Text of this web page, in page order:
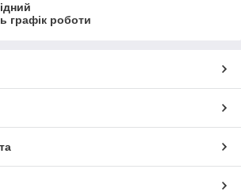
графік роботи